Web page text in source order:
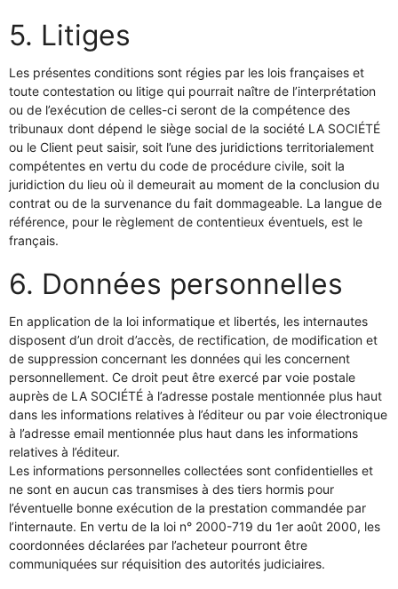
5. Litiges
Les présentes conditions sont régies par les lois françaises et
toute contestation ou litige qui pourrait naître de l’interprétation
ou de l’exécution de celles-ci seront de la compétence des
tribunaux dont dépend le siège social de la société LA SOCIÉTÉ
ou le Client peut saisir, soit l’une des juridictions territorialement
compétentes en vertu du code de procédure civile, soit la
juridiction du lieu où il demeurait au moment de la conclusion du
contrat ou de la survenance du fait dommageable. La langue de
référence, pour le règlement de contentieux éventuels, est le
français.
6. Données personnelles
En application de la loi informatique et libertés, les internautes
disposent d’un droit d’accès, de rectification, de modification et
de suppression concernant les données qui les concernent
personnellement. Ce droit peut être exercé par voie postale
auprès de LA SOCIÉTÉ à l’adresse postale mentionnée plus haut
dans les informations relatives à l’éditeur ou par voie électronique
à l’adresse email mentionnée plus haut dans les informations
relatives à l’éditeur.
Les informations personnelles collectées sont confidentielles et
ne sont en aucun cas transmises à des tiers hormis pour
l’éventuelle bonne exécution de la prestation commandée par
l’internaute. En vertu de la loi n° 2000-719 du 1er août 2000, les
coordonnées déclarées par l’acheteur pourront être
communiquées sur réquisition des autorités judiciaires.